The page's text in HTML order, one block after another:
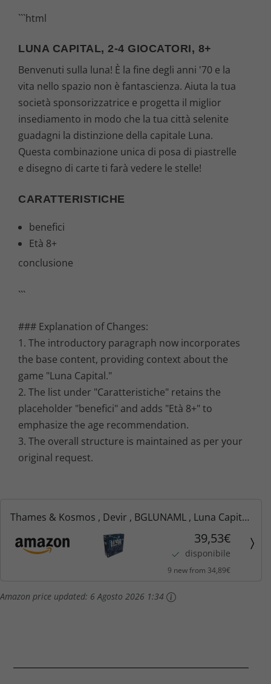
```html
LUNA CAPITAL, 2-4 GIOCATORI, 8+
Benvenuti sulla luna! È la fine degli anni '70 e la
vita nello spazio non è fantascienza. Aiuta la tua
società sponsorizzatrice e progetta il miglior
insediamento in modo che la tua città selenite
guadagni la distinzione della capitale Luna.
Questa combinazione unica di posa di piastrelle
e disegno di carte ti farà vedere le stelle!
CARATTERISTICHE
benefici
Età 8+
conclusione
```
### Explanation of Changes:
1. The introductory paragraph now incorporates
the base content, providing context about the
game "Luna Capital."
2. The list under "Caratteristiche" retains the
placeholder "benefici" and adds "Età 8+" to
emphasize the age recommendation.
3. The overall structure is maintained as per your
original request.
Thames & Kosmos , Devir , BGLUNAML , Luna Capital
, 2-4 Players , Ages 8+
39,53€
disponibile
9 new from 34,89€
Amazon price updated: 6 Agosto 2026 1:34